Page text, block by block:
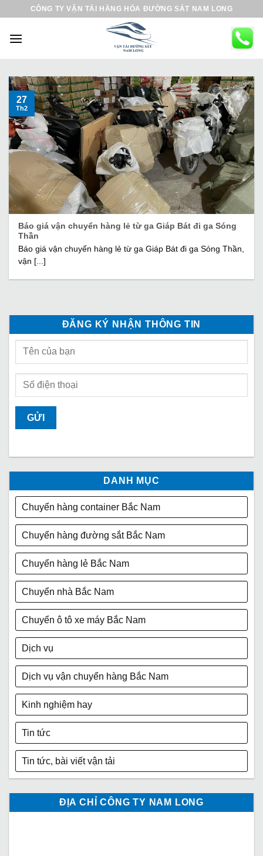
CÔNG TY VẬN TẢI HÀNG HÓA ĐƯỜNG SẮT NAM LONG
Báo giá vận chuyển hàng lẻ từ ga Giáp Bát đi ga Sóng
Thần
Báo giá vận chuyển hàng lẻ từ ga Giáp Bát đi ga Sóng Thần,
vận [...]
27
Th2
ĐĂNG KÝ NHẬN THÔNG TIN
DANH MỤC
Chuyển hàng container Bắc Nam
Chuyển hàng đường sắt Bắc Nam
Chuyển hàng lẻ Bắc Nam
Chuyển nhà Bắc Nam
Chuyển ô tô xe máy Bắc Nam
Dịch vụ
Dịch vụ vận chuyển hàng Bắc Nam
Kinh nghiệm hay
Tin tức
Tin tức, bài viết vận tải
ĐỊA CHỈ CÔNG TY NAM LONG